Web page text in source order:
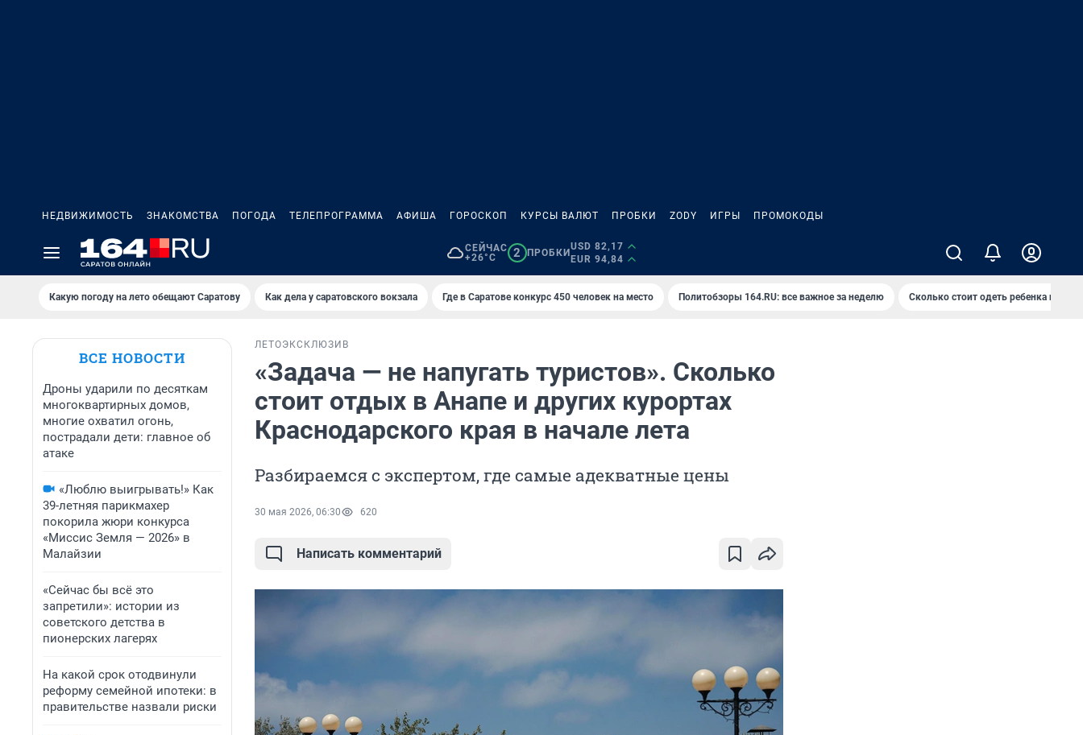
НЕДВИЖИМОСТЬ ЗНАКОМСТВА ПОГОДА ТЕЛЕПРОГРАММА АФИША ГОРОСКОП КУРСЫ ВАЛЮТ ПРОБКИ ZODY ИГРЫ ПРОМОКОДЫ
СЕЙЧАС
+26°C
2 ПРОБКИ
USD 82,17
EUR 94,84
Какую погоду на лето обещают Саратову Как дела у саратовского вокзала Где в Саратове конкурс 450 человек на место Политобзоры 164.RU: все важное за неделю Сколько стоит одеть ребенка на
ВСЕ НОВОСТИ
Дроны ударили по десяткам
многоквартирных домов,
многие охватил огонь,
пострадали дети: главное об
атаке
«Люблю выигрывать!» Как
39-летняя парикмахер
покорила жюри конкурса
«Миссис Земля — 2026» в
Малайзии
«Сейчас бы всё это
запретили»: истории из
советского детства в
пионерских лагерях
На какой срок отодвинули
реформу семейной ипотеки: в
правительстве назвали риски
ЛЕТОЭКСКЛЮЗИВ
«Задача — не напугать туристов». Сколько
стоит отдых в Анапе и других курортах
Краснодарского края в начале лета
Разбираемся с экспертом, где самые адекватные цены
30 мая 2026, 06:30 620
Написать комментарий